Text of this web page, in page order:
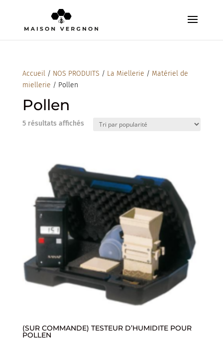
Accueil/ NOS PRODUITS / La Miellerie / Matériel de
miellerie / Pollen
Pollen
5 résultats affichésTrié
(SUR COMMANDE) TESTEUR D’HUMIDITE POUR
POLLEN